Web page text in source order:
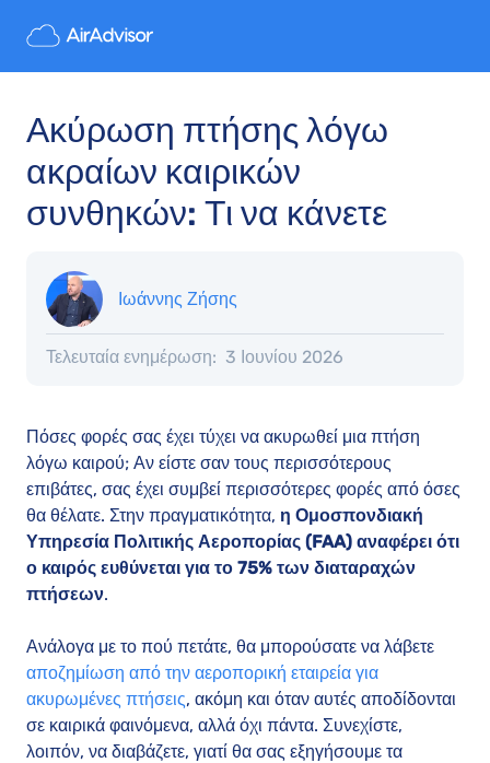
Ακύρωση πτήσης λόγω
ακραίων καιρικών
συνθηκών: Τι να κάνετε
Ιωάννης Ζήσης
Τελευταία ενημέρωση: 3 Ιουνίου 2026
Πόσες φορές σας έχει τύχει να ακυρωθεί μια πτήση
λόγω καιρού; Αν είστε σαν τους περισσότερους
επιβάτες, σας έχει συμβεί περισσότερες φορές από όσες
θα θέλατε. Στην πραγματικότητα, η Ομοσπονδιακή
Υπηρεσία Πολιτικής Αεροπορίας (FAA) αναφέρει ότι
ο καιρός ευθύνεται για το 75% των διαταραχών
πτήσεων.
Ανάλογα με το πού πετάτε, θα μπορούσατε να λάβετε
αποζημίωση από την αεροπορική εταιρεία για
ακυρωμένες πτήσεις, ακόμη και όταν αυτές αποδίδονται
σε καιρικά φαινόμενα, αλλά όχι πάντα. Συνεχίστε,
λοιπόν, να διαβάζετε, γιατί θα σας εξηγήσουμε τα